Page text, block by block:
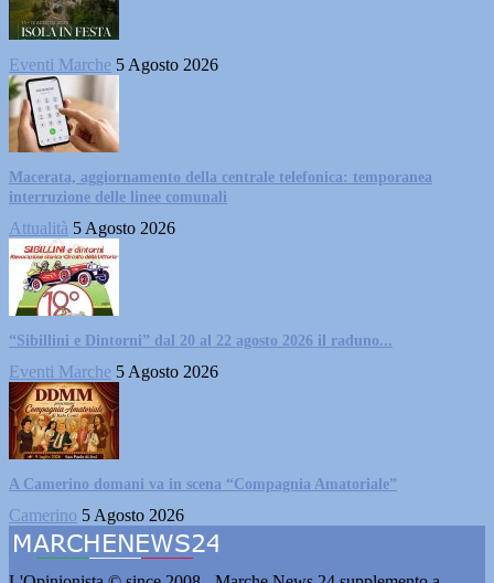
Eventi Marche 5 Agosto 2026
Macerata, aggiornamento della centrale telefonica: temporanea
interruzione delle linee comunali
Attualità 5 Agosto 2026
“Sibillini e Dintorni” dal 20 al 22 agosto 2026 il raduno...
Eventi Marche 5 Agosto 2026
A Camerino domani va in scena “Compagnia Amatoriale”
Camerino 5 Agosto 2026